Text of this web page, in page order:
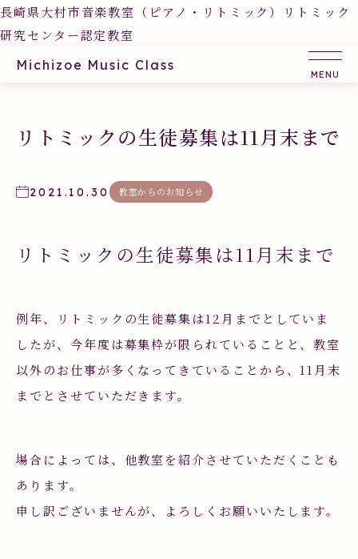
長崎県大村市音楽教室（ピアノ・リトミック）リトミック
研究センター認定教室
Michizoe Music Class
リトミックの生徒募集は11月末まで
2021.10.30 教室からのお知らせ
リトミックの生徒募集は11月末まで
例年、リトミックの生徒募集は12月までとしていま
したが、今年度は募集枠が限られていることと、教室
以外のお仕事が多くなってきていることから、11月末
までとさせていただきます。
場合によっては、他教室を紹介させていただくことも
あります。
申し訳ございませんが、よろしくお願いいたします。